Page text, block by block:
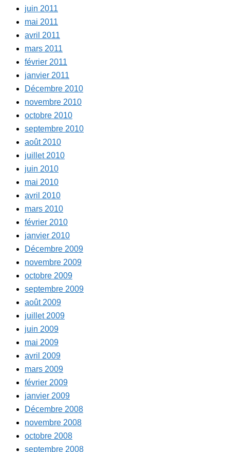
juin 2011
mai 2011
avril 2011
mars 2011
février 2011
janvier 2011
Décembre 2010
novembre 2010
octobre 2010
septembre 2010
août 2010
juillet 2010
juin 2010
mai 2010
avril 2010
mars 2010
février 2010
janvier 2010
Décembre 2009
novembre 2009
octobre 2009
septembre 2009
août 2009
juillet 2009
juin 2009
mai 2009
avril 2009
mars 2009
février 2009
janvier 2009
Décembre 2008
novembre 2008
octobre 2008
septembre 2008